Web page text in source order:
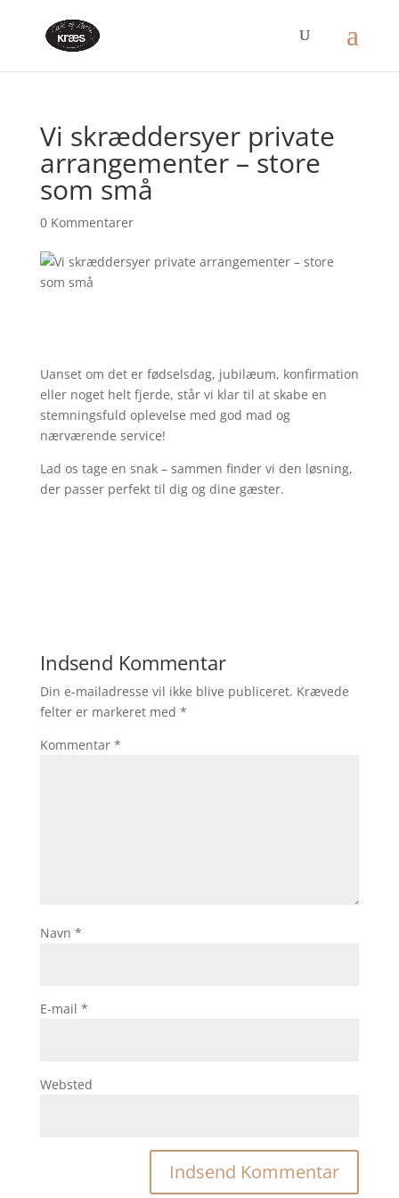
Vi skræddersyer private
arrangementer – store
som små
0 Kommentarer
Uanset om det er fødselsdag, jubilæum, konfirmation
eller noget helt fjerde, står vi klar til at skabe en
stemningsfuld oplevelse med god mad og
nærværende service!
Lad os tage en snak – sammen finder vi den løsning,
der passer perfekt til dig og dine gæster.
Indsend Kommentar
Din e-mailadresse vil ikke blive publiceret. Krævede
felter er markeret med *
Kommentar *
Navn *
E-mail *
Websted